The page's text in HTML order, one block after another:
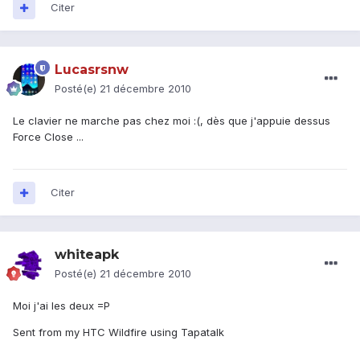
Citer
Lucasrsnw
Posté(e) 21 décembre 2010
Le clavier ne marche pas chez moi :(, dès que j'appuie dessus
Force Close ...
Citer
whiteapk
Posté(e) 21 décembre 2010
Moi j'ai les deux =P
Sent from my HTC Wildfire using Tapatalk